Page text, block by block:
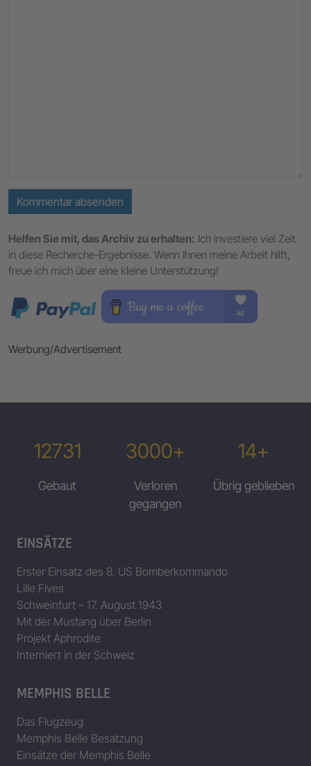
Kommentar absenden
Helfen Sie mit, das Archiv zu erhalten: Ich investiere viel Zeit
in diese Recherche-Ergebnisse. Wenn Ihnen meine Arbeit hilft,
freue ich mich über eine kleine Unterstützung!
Werbung/Advertisement
12731
Gebaut
3000+
Verloren
gegangen
14+
Übrig geblieben
EINSÄTZE
Erster Einsatz des 8. US Bomberkommando
Lille Fives
Schweinfurt – 17. August 1943
Mit der Mustang über Berlin
Projekt Aphrodite
Interniert in der Schweiz
MEMPHIS BELLE
Das Flugzeug
Memphis Belle Besatzung
Einsätze der Memphis Belle